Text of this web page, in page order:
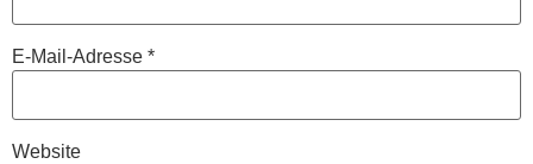
E-Mail-Adresse *
Website